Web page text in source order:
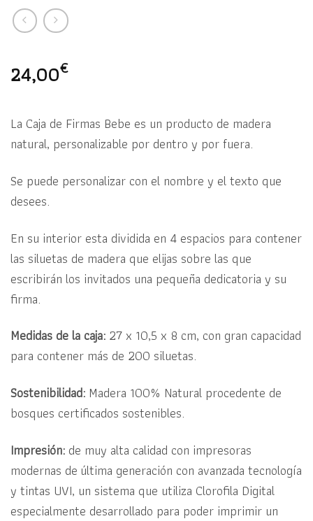
24,00€
La Caja de Firmas Bebe es un producto de madera
natural, personalizable por dentro y por fuera.
Se puede personalizar con el nombre y el texto que
desees.
En su interior esta dividida en 4 espacios para contener
las siluetas de madera que elijas sobre las que
escribirán los invitados una pequeña dedicatoria y su
firma.
Medidas de la caja: 27 x 10,5 x 8 cm, con gran capacidad
para contener más de 200 siluetas.
Sostenibilidad: Madera 100% Natural procedente de
bosques certificados sostenibles.
Impresión: de muy alta calidad con impresoras
modernas de última generación con avanzada tecnología
y tintas UVI, un sistema que utiliza Clorofila Digital
especialmente desarrollado para poder imprimir un